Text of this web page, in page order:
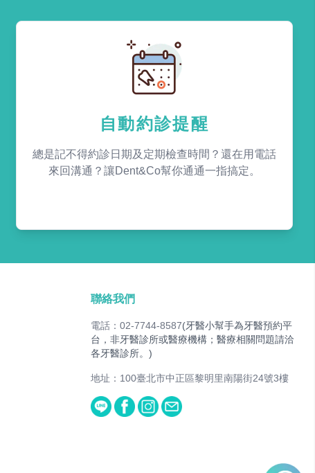
自動約診提醒
總是記不得約診日期及定期檢查時間？還在用電話
來回溝通？讓Dent&Co幫你通通一指搞定。
聯絡我們
電話：02-7744-8587(牙醫小幫手為牙醫預約平
台，非牙醫診所或醫療機構；醫療相關問題請洽
各牙醫診所。)
地址：100臺北市中正區黎明里南陽街24號3樓